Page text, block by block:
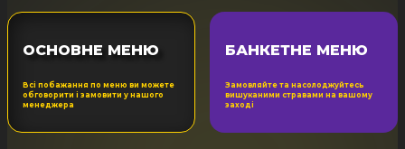
ОСНОВНЕ МЕНЮ
Всі побажання по меню ви можете
обговорити і замовити у нашого
менеджера
БАНКЕТНЕ МЕНЮ
Замовляйте та насолоджуйтесь
вишуканими стравами на вашому
заході